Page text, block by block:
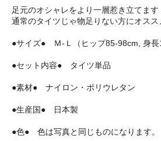
足元のオシャレをより一層惹き立てます
通常のタイツじゃ物足りない方にオスス
●サイズ● Ｍ-Ｌ（ヒップ85-98cm, 身長
●セット内容● タイツ単品
●素材● ナイロン・ポリウレタン
●生産国● 日本製
●色● 色は写真と同じものになります。